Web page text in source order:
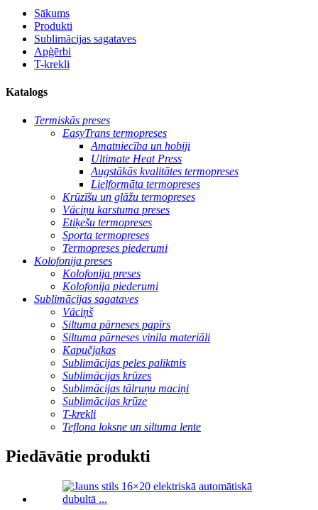
Sākums
Produkti
Sublimācijas sagataves
Apģērbi
T-krekli
Katalogs
Termiskās preses
EasyTrans termopreses
Amatniecība un hobiji
Ultimate Heat Press
Augstākās kvalitātes termopreses
Lielformāta termopreses
Krūzīšu un glāžu termopreses
Vāciņu karstuma preses
Etiķešu termopreses
Sporta termopreses
Termopreses piederumi
Kolofonija preses
Kolofonija preses
Kolofonija piederumi
Sublimācijas sagataves
Vāciņš
Siltuma pārneses papīrs
Siltuma pārneses vinila materiāli
Kapučjakas
Sublimācijas peles paliktnis
Sublimācijas krūzes
Sublimācijas tālruņu maciņi
Sublimācijas krūze
T-krekli
Teflona loksne un siltuma lente
Piedāvātie produkti